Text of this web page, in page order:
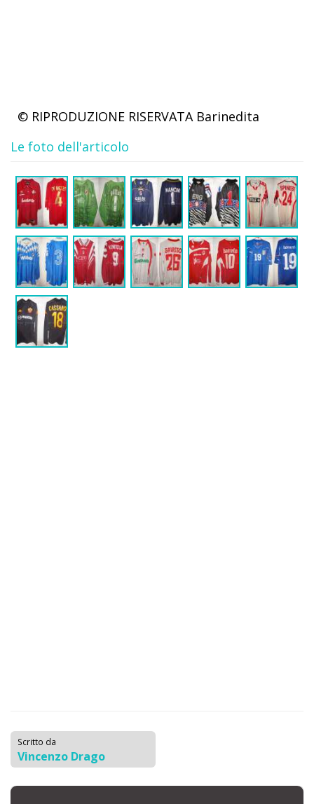
© RIPRODUZIONE RISERVATA Barinedita
Le foto dell'articolo
Scritto da
Vincenzo Drago